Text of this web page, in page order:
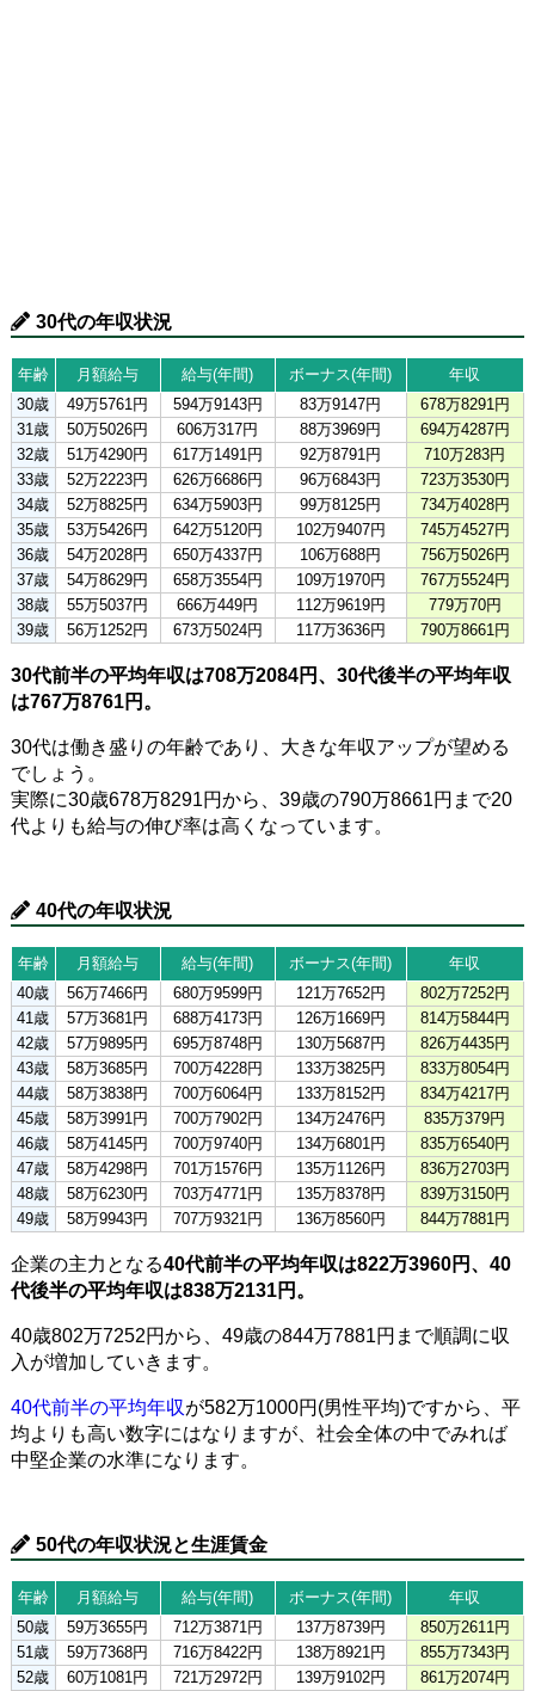
30代の年収状況
年齢 月額給与 給与(年間) ボーナス(年間)
年収
30歳
49万5761円 594万9143円 83万9147円
678万8291円
31歳
50万5026円 606万317円 88万3969円
694万4287円
32歳
51万4290円 617万1491円 92万8791円
710万283円
33歳
52万2223円 626万6686円 96万6843円
723万3530円
34歳
52万8825円 634万5903円 99万8125円
734万4028円
35歳
53万5426円 642万5120円 102万9407円
745万4527円
36歳
54万2028円 650万4337円 106万688円
756万5026円
37歳
54万8629円 658万3554円 109万1970円
767万5524円
38歳
55万5037円 666万449円 112万9619円
779万70円
39歳
56万1252円 673万5024円 117万3636円 790万8661円
30代前半の平均年収は708万2084円、30代後半の平均年収
は767万8761円。
30代は働き盛りの年齢であり、大きな年収アップが望める
でしょう。
実際に30歳678万8291円から、39歳の790万8661円まで20
代よりも給与の伸び率は高くなっています。
40代の年収状況
年齢 月額給与 給与(年間) ボーナス(年間)
年収
40歳
56万7466円 680万9599円 121万7652円
802万7252円
41歳
57万3681円 688万4173円 126万1669円
814万5844円
42歳
57万9895円 695万8748円 130万5687円
826万4435円
43歳
58万3685円 700万4228円 133万3825円
833万8054円
44歳
58万3838円 700万6064円 133万8152円
834万4217円
45歳
58万3991円 700万7902円 134万2476円
835万379円
46歳
58万4145円 700万9740円 134万6801円
835万6540円
47歳
58万4298円 701万1576円 135万1126円
836万2703円
48歳
58万6230円 703万4771円 135万8378円
839万3150円
49歳
58万9943円 707万9321円 136万8560円 844万7881円
企業の主力となる40代前半の平均年収は822万3960円、40
代後半の平均年収は838万2131円。
40歳802万7252円から、49歳の844万7881円まで順調に収
入が増加していきます。
40代前半の平均年収が582万1000円(男性平均)ですから、平
均よりも高い数字にはなりますが、社会全体の中でみれば
中堅企業の水準になります。
50代の年収状況と生涯賃金
年齢 月額給与 給与(年間) ボーナス(年間)
年収
50歳
59万3655円 712万3871円 137万8739円
850万2611円
51歳
59万7368円 716万8422円 138万8921円
855万7343円
52歳
60万1081円 721万2972円 139万9102円 861万2074円